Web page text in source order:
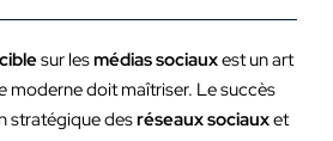
sur lesmédias sociauxest un art
moderne doit maîtriser. Le succès
stratégique desréseaux sociauxet